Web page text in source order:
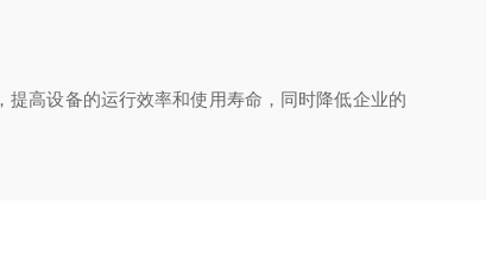
高设备的运行效率和使用寿命，同时降低企业的